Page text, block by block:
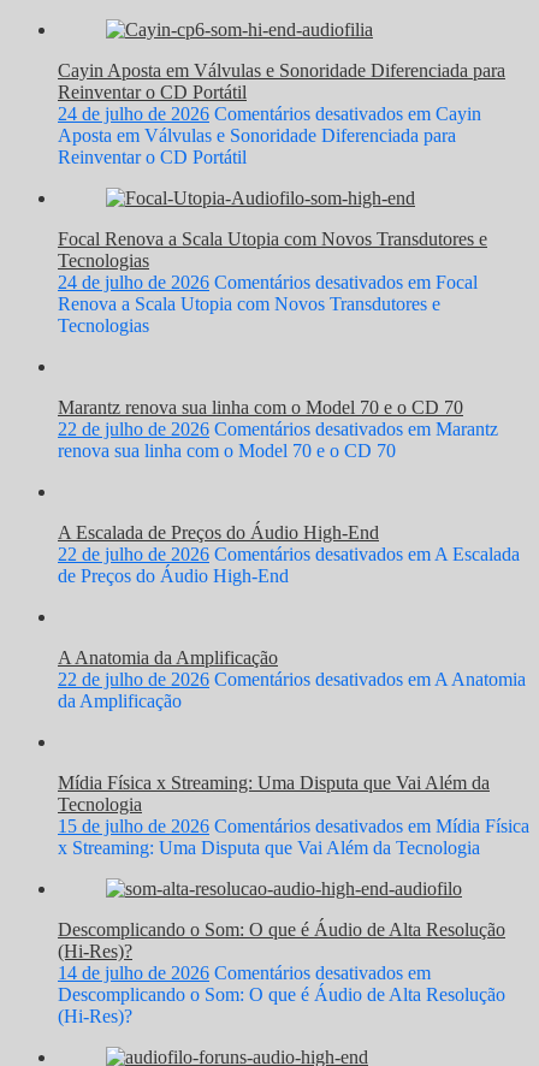
Cayin Aposta em Válvulas e Sonoridade Diferenciada para
Reinventar o CD Portátil
24 de julho de 2026 Comentários desativados em Cayin
Aposta em Válvulas e Sonoridade Diferenciada para
Reinventar o CD Portátil
Focal Renova a Scala Utopia com Novos Transdutores e
Tecnologias
24 de julho de 2026 Comentários desativados em Focal
Renova a Scala Utopia com Novos Transdutores e
Tecnologias
Marantz renova sua linha com o Model 70 e o CD 70
22 de julho de 2026 Comentários desativados em Marantz
renova sua linha com o Model 70 e o CD 70
A Escalada de Preços do Áudio High-End
22 de julho de 2026 Comentários desativados em A Escalada
de Preços do Áudio High-End
A Anatomia da Amplificação
22 de julho de 2026 Comentários desativados em A Anatomia
da Amplificação
Mídia Física x Streaming: Uma Disputa que Vai Além da
Tecnologia
15 de julho de 2026 Comentários desativados em Mídia Física
x Streaming: Uma Disputa que Vai Além da Tecnologia
Descomplicando o Som: O que é Áudio de Alta Resolução
(Hi-Res)?
14 de julho de 2026 Comentários desativados em
Descomplicando o Som: O que é Áudio de Alta Resolução
(Hi-Res)?